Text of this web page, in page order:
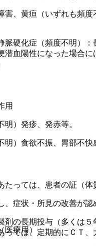
、黄疸（いずれも頻度
硬化症（頻度不明）：
潜血陽性になった場合
用
）発疹、発赤等。
）食欲不振、胃部不快
っては、患者の証（体
、症状・所見の改善が
の長期投与（多くは５
っては、定期的にＣＴ
療用）